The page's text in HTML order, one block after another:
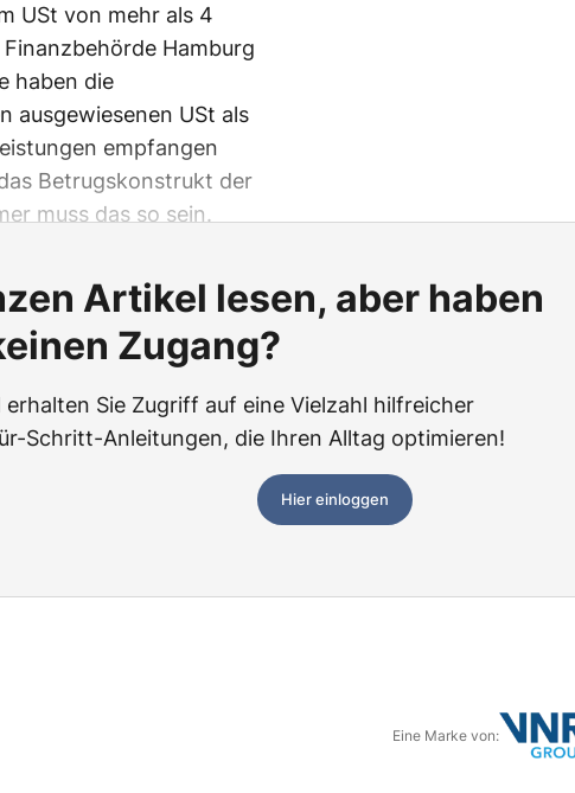
USt von mehr als 4
Hamburg
haben die
ausgewiesenen USt als
empfangen
Betrugskonstrukt der
muss das so sein.
Artikel lesen, aber haben
Zugang?
erhalten Sie Zugriff auf eine Vielzahl hilfreicher
Schritt-Anleitungen, die Ihren Alltag optimieren!
Hier einloggen
Eine Marke von: